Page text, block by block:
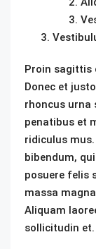
Proin sagittis
Donec et
rhoncus urna
penatibus et
ridiculus
bibendum,
posuere felis
massa
Aliquam
sollicitudin et.